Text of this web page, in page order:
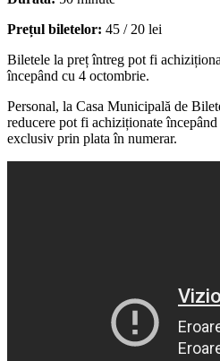
Prețul biletelor: 45 / 20 lei
Biletele la preț întreg pot fi
începând cu 4 octombrie.
Personal, la Casa Municipală de
reducere pot fi achiziționate
exclusiv prin plata în numerar.